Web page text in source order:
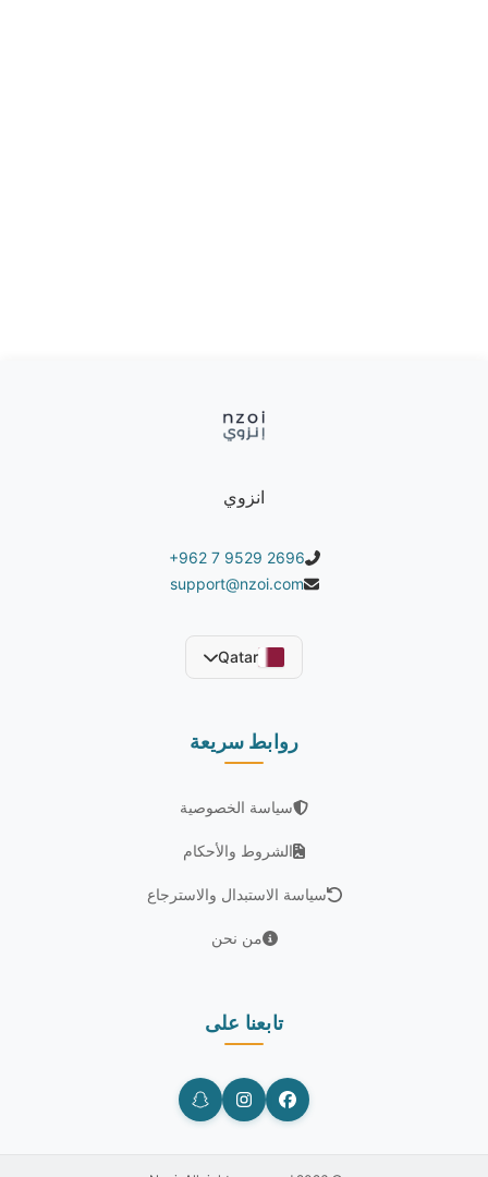
انزوي
+962 7 9529 2696
support@nzoi.com
Qatar
روابط سريعة
سياسة الخصوصية
الشروط والأحكام
سياسة الاستبدال والاسترجاع
من نحن
تابعنا على